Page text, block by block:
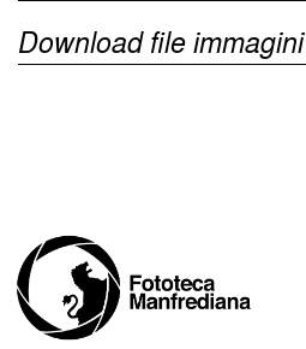
Download file immagini